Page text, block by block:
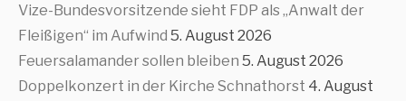
Vize-Bundesvorsitzende sieht FDP als „Anwalt der
Fleißigen“ im Aufwind 5. August 2026
Feuersalamander sollen bleiben 5. August 2026
Doppelkonzert in der Kirche Schnathorst 4. August